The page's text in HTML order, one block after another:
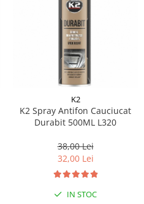
K2
K2 Spray Antifon Cauciucat
Durabit 500ML L320
38,00 Lei
32,00 Lei
IN STOC